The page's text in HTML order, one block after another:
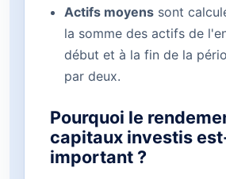
Actifs moyenssont
la somme des actifs de
début et à la fin de la
par deux.
Pourquoi le
capitaux investis
important ?